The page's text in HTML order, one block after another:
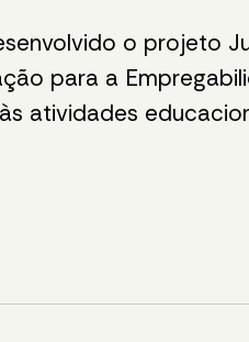
o projeto
para a
atividades